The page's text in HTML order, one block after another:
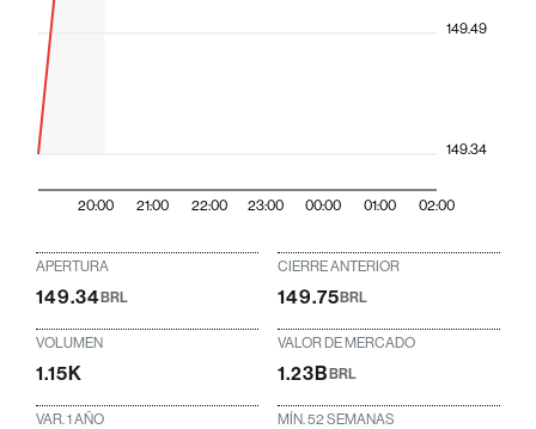
20:00 21:00 22:00 23:00 00:00 01:00 02:00
149.34
149.49
APERTURA
149.34BRL
CIERRE ANTERIOR
149.75BRL
VOLUMEN
1.15K
VALOR DE MERCADO
1.23BBRL
VAR. 1 AÑO MÍN. 52 SEMANAS